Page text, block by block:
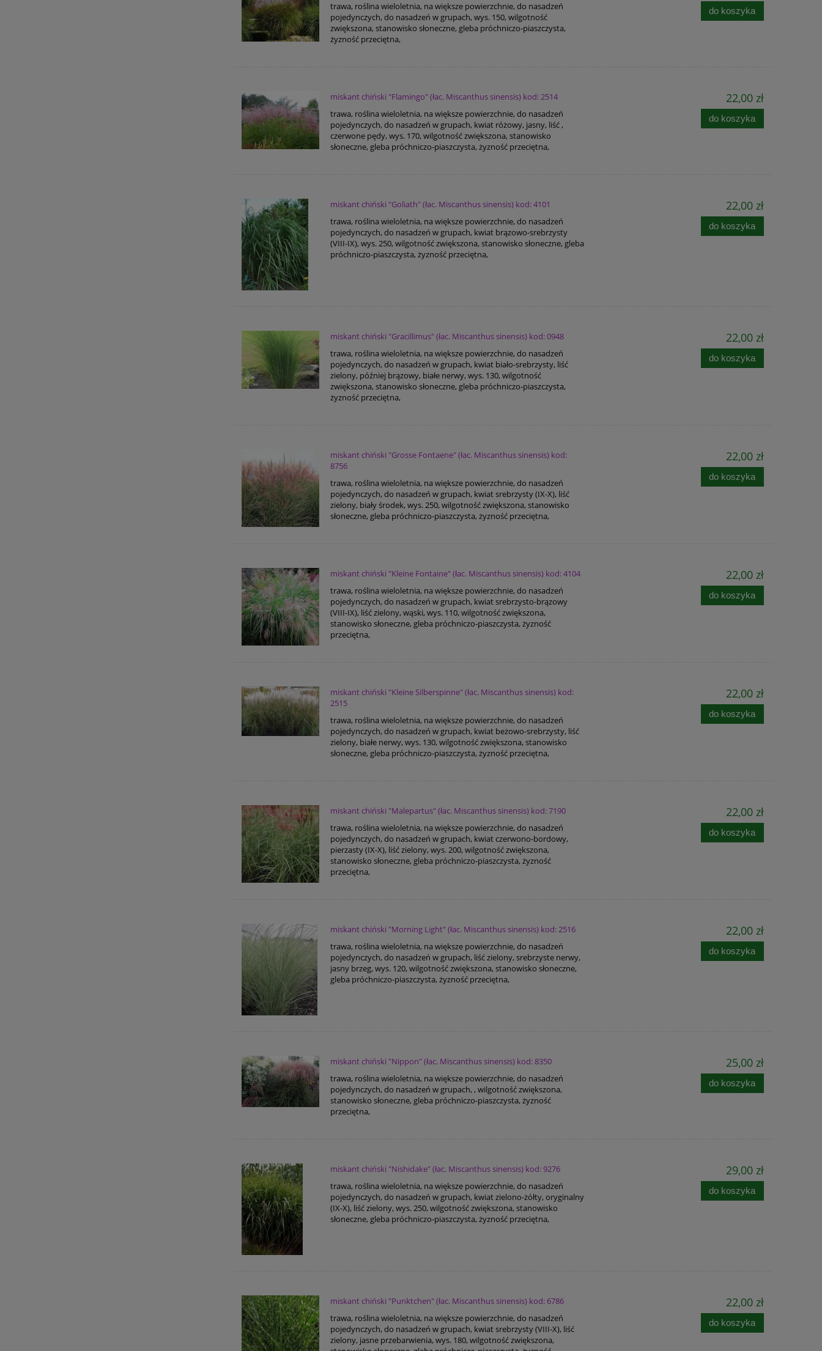
trawa, roślina wieloletnia, na większe powierzchnie, do nasadzeń
pojedynczych, do nasadzeń w grupach, wys. 150, wilgotność
zwiększona, stanowisko słoneczne, gleba próchniczo-piaszczysta,
żyzność przeciętna,
do koszyka
miskant chiński "Flamingo" (łac. Miscanthus sinensis) kod: 2514
trawa, roślina wieloletnia, na większe powierzchnie, do nasadzeń
pojedynczych, do nasadzeń w grupach, kwiat różowy, jasny, liść ,
czerwone pędy, wys. 170, wilgotność zwiększona, stanowisko
słoneczne, gleba próchniczo-piaszczysta, żyzność przeciętna,
22,00 zł
do koszyka
miskant chiński "Goliath" (łac. Miscanthus sinensis) kod: 4101
trawa, roślina wieloletnia, na większe powierzchnie, do nasadzeń
pojedynczych, do nasadzeń w grupach, kwiat brązowo-srebrzysty
(VIII-IX), wys. 250, wilgotność zwiększona, stanowisko słoneczne, gleba
próchniczo-piaszczysta, żyzność przeciętna,
22,00 zł
do koszyka
miskant chiński "Gracillimus" (łac. Miscanthus sinensis) kod: 0948
trawa, roślina wieloletnia, na większe powierzchnie, do nasadzeń
pojedynczych, do nasadzeń w grupach, kwiat biało-srebrzysty, liść
zielony, później brązowy, białe nerwy, wys. 130, wilgotność
zwiększona, stanowisko słoneczne, gleba próchniczo-piaszczysta,
żyzność przeciętna,
22,00 zł
do koszyka
miskant chiński "Grosse Fontaene" (łac. Miscanthus sinensis) kod:
8756
trawa, roślina wieloletnia, na większe powierzchnie, do nasadzeń
pojedynczych, do nasadzeń w grupach, kwiat srebrzysty (IX-X), liść
zielony, biały środek, wys. 250, wilgotność zwiększona, stanowisko
słoneczne, gleba próchniczo-piaszczysta, żyzność przeciętna,
22,00 zł
do koszyka
miskant chiński "Kleine Fontaine" (łac. Miscanthus sinensis) kod: 4104
trawa, roślina wieloletnia, na większe powierzchnie, do nasadzeń
pojedynczych, do nasadzeń w grupach, kwiat srebrzysto-brązowy
(VIII-IX), liść zielony, wąski, wys. 110, wilgotność zwiększona,
stanowisko słoneczne, gleba próchniczo-piaszczysta, żyzność
przeciętna,
22,00 zł
do koszyka
miskant chiński "Kleine Silberspinne" (łac. Miscanthus sinensis) kod:
2515
trawa, roślina wieloletnia, na większe powierzchnie, do nasadzeń
pojedynczych, do nasadzeń w grupach, kwiat beżowo-srebrzysty, liść
zielony, białe nerwy, wys. 130, wilgotność zwiększona, stanowisko
słoneczne, gleba próchniczo-piaszczysta, żyzność przeciętna,
22,00 zł
do koszyka
miskant chiński "Malepartus" (łac. Miscanthus sinensis) kod: 7190
trawa, roślina wieloletnia, na większe powierzchnie, do nasadzeń
pojedynczych, do nasadzeń w grupach, kwiat czerwono-bordowy,
pierzasty (IX-X), liść zielony, wys. 200, wilgotność zwiększona,
stanowisko słoneczne, gleba próchniczo-piaszczysta, żyzność
przeciętna,
22,00 zł
do koszyka
miskant chiński "Morning Light" (łac. Miscanthus sinensis) kod: 2516
trawa, roślina wieloletnia, na większe powierzchnie, do nasadzeń
pojedynczych, do nasadzeń w grupach, liść zielony, srebrzyste nerwy,
jasny brzeg, wys. 120, wilgotność zwiększona, stanowisko słoneczne,
gleba próchniczo-piaszczysta, żyzność przeciętna,
22,00 zł
do koszyka
miskant chiński "Nippon" (łac. Miscanthus sinensis) kod: 8350
trawa, roślina wieloletnia, na większe powierzchnie, do nasadzeń
pojedynczych, do nasadzeń w grupach, , wilgotność zwiększona,
stanowisko słoneczne, gleba próchniczo-piaszczysta, żyzność
przeciętna,
25,00 zł
do koszyka
miskant chiński "Nishidake" (łac. Miscanthus sinensis) kod: 9276
trawa, roślina wieloletnia, na większe powierzchnie, do nasadzeń
pojedynczych, do nasadzeń w grupach, kwiat zielono-żółty, oryginalny
(IX-X), liść zielony, wys. 250, wilgotność zwiększona, stanowisko
słoneczne, gleba próchniczo-piaszczysta, żyzność przeciętna,
29,00 zł
do koszyka
miskant chiński "Punktchen" (łac. Miscanthus sinensis) kod: 6786
trawa, roślina wieloletnia, na większe powierzchnie, do nasadzeń
pojedynczych, do nasadzeń w grupach, kwiat srebrzysty (VIII-X), liść
zielony, jasne przebarwienia, wys. 180, wilgotność zwiększona,
22,00 zł
do koszyka